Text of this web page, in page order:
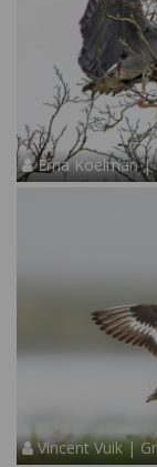
Erna Koelman
Vincent Vuik |